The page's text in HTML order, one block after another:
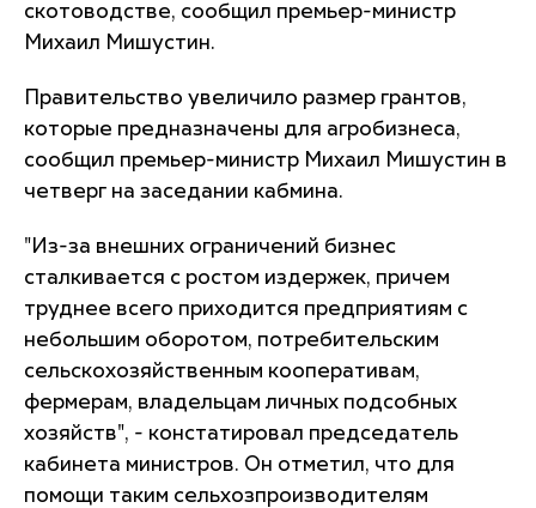
скотоводстве, сообщил премьер-министр
Михаил Мишустин.
Правительство увеличило размер грантов,
которые предназначены для агробизнеса,
сообщил премьер-министр Михаил Мишустин в
четверг на заседании кабмина.
"Из-за внешних ограничений бизнес
сталкивается с ростом издержек, причем
труднее всего приходится предприятиям с
небольшим оборотом, потребительским
сельскохозяйственным кооперативам,
фермерам, владельцам личных подсобных
хозяйств", - констатировал председатель
кабинета министров. Он отметил, что для
помощи таким сельхозпроизводителям